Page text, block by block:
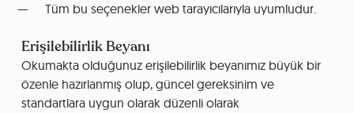
Tüm bu seçenekler web tarayıcılarıyla uyumludur.
Erişilebilirlik Beyanı
Okumakta olduğunuz erişilebilirlik beyanımız büyük bir
özenle hazırlanmış olup, güncel gereksinim ve
standartlara uygun olarak düzenli olarak